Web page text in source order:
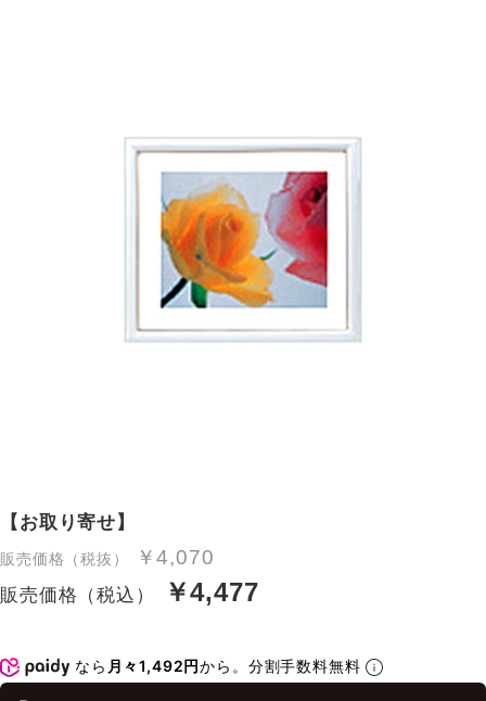
【お取り寄せ】
販売価格（税抜） ￥4,070
販売価格（税込） ￥4,477
なら 月々1,492円から。分割手数料無料